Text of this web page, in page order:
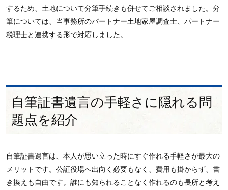
するため、土地について分筆手続きも併せてご相談されました。分
筆については、当事務所のパートナー土地家屋調査士、パートナー
税理士と連携する形で対応しました。
自筆証書遺言の手軽さに隠れる問
題点を紹介
自筆証書遺言は、本人が思い立った時にすぐ作れる手軽さが最大の
メリットです。公証役場へ出向く必要もなく、費用も掛からず、書
き換えも自由です。誰にも知られることなく作れるのも長所と考え